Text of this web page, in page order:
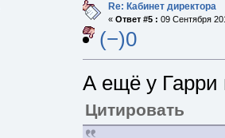
Re: Кабинет директора
« Ответ #5 : 09 Сентября
(−)0
А ещё у Гарри
Цитировать